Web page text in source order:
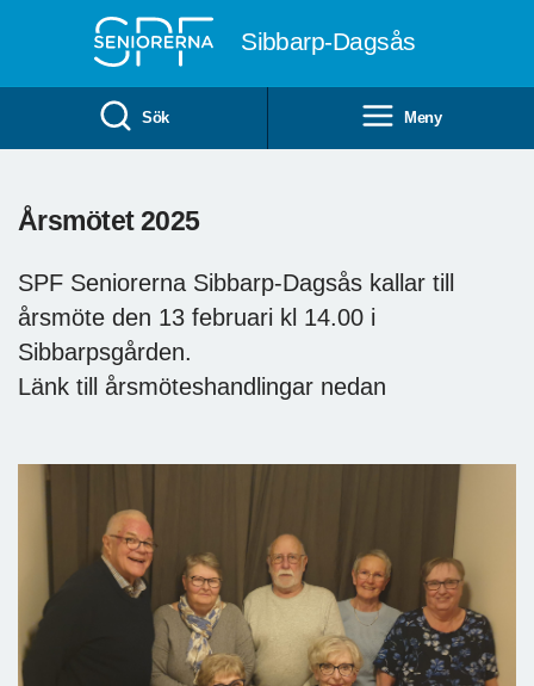
Sibbarp-Dagsås
Sök Meny
Årsmötet 2025
SPF Seniorerna Sibbarp-Dagsås kallar till
årsmöte den 13 februari kl 14.00 i
Sibbarpsgården.
Länk till årsmöteshandlingar nedan